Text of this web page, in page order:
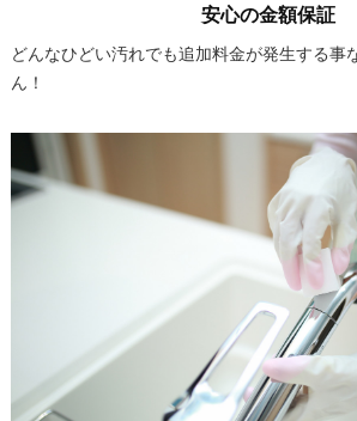
安心の金額保証
どんなひどい汚れでも追加料金が発生する事
ん！